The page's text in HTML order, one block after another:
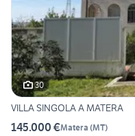
30
VILLA SINGOLA A MATERA
145.000 €Matera (MT)